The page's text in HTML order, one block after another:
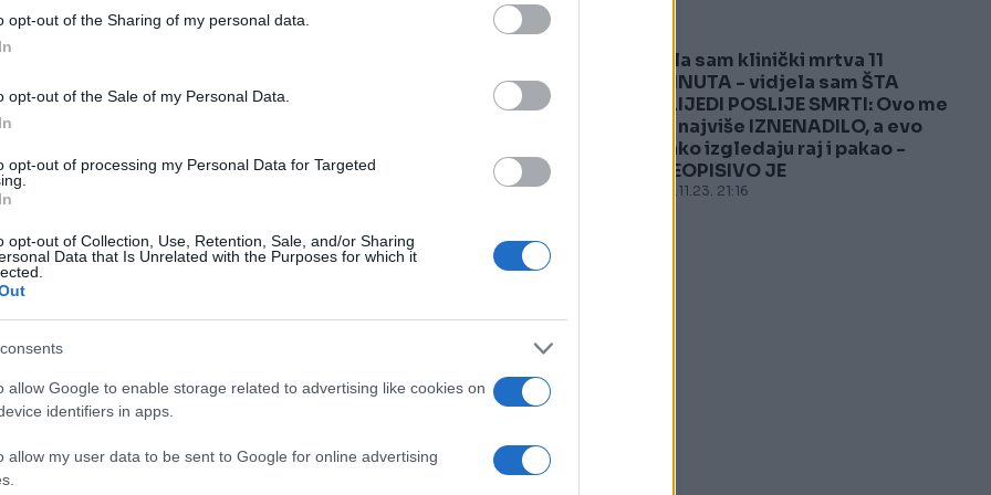
opt-out of the Sharing of my personal data.
opt-out of the Sale of my Personal Data.
opt-out of processing my Personal Data for Targeted
opt-out of Collection, Use, Retention, Sale, and/or Sharing
Data that Is Unrelated with the Purposes for which it
allow Google to enable storage related to advertising like cookies on
identifiers in apps.
allow my user data to be sent to Google for online advertising
,koja se smatra dobrim primjerom u toj zemlji,
sada proizvodi vlastito gnojivo.
proizvodnju, i dalje je suočena sa brojnim
i djece hronično neuhranjeno, a većini
lider Sjeverne Koreje, Kim Jong-un,
lokalnim pijacama, što je prije bilo zabranjeno.
– razvio je agrikulturni sistem 1946. godine,
u kolektivne operacije.
5
Bila sam klinički mrtva 11
MINUTA - vidjela sam ŠTA
SLIJEDI POSLIJE SMRTI: Ovo me
je najviše IZNENADILO, a evo
kako izgledaju raj i pakao -
NEOPISIVO JE
09.11.23. 21:16